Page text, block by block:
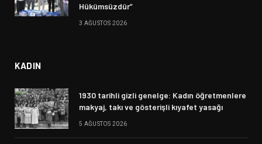
Hükümsüzdür”
3 AĞUSTOS 2026
KADIN
1930 tarihli gizli genelge: Kadın öğretmenlere
makyaj, takı ve gösterişli kıyafet yasağı
5 AĞUSTOS 2026